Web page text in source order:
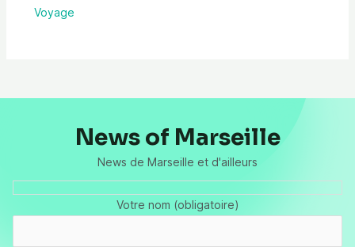
Voyage
News of Marseille
News de Marseille et d'ailleurs
Votre nom (obligatoire)